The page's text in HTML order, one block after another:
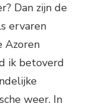
Dan zijn de
ervaren
Azoren
ik betoverd
weer. In